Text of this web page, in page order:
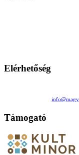
Elérhetőség
Támogató